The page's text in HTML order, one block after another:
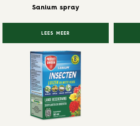
Sanium spray
LEES MEER